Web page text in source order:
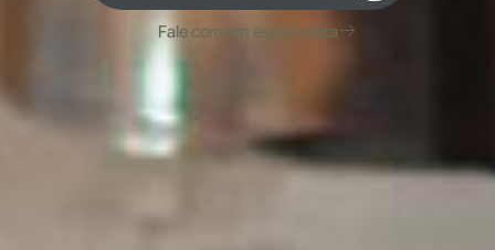
Fale com um especialista